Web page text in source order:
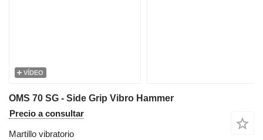
VÍDEO
OMS 70 SG - Side Grip Vibro Hammer
Precio a consultar
Martillo vibratorio